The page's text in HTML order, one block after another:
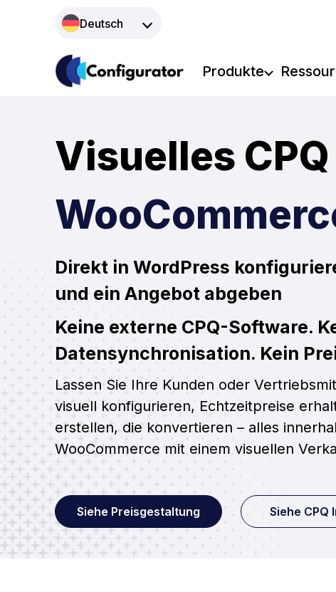
Deutsch
Produkte
Visuelles
Direkt in WordPress
und ein Angebot abgeben
Keine externe CPQ-Software.
Datensynchronisation. Kein
Lassen Sie Ihre Kunden oder
visuell konfigurieren, Echtzeitpreise
erstellen, die konvertieren – alles
WooCommerce mit einem visuellen
Siehe Preisgestaltung Siehe CPQ